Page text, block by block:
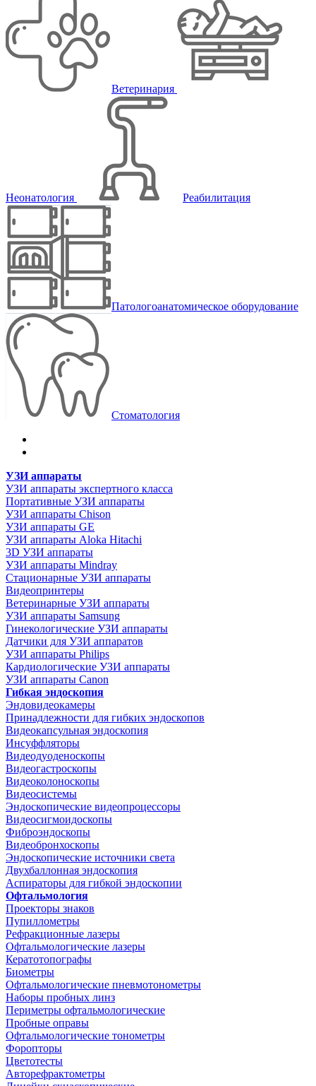
Ветеринария
Неонатология Реабилитация
Патологоанатомическое оборудование
Стоматология
УЗИ аппараты
УЗИ аппараты экспертного класса
Портативные УЗИ аппараты
УЗИ аппараты Chison
УЗИ аппараты GE
УЗИ аппараты Aloka Hitachi
3D УЗИ аппараты
УЗИ аппараты Mindray
Стационарные УЗИ аппараты
Видеопринтеры
Ветеринарные УЗИ аппараты
УЗИ аппараты Samsung
Гинекологические УЗИ аппараты
Датчики для УЗИ аппаратов
УЗИ аппараты Philips
Кардиологические УЗИ аппараты
УЗИ аппараты Canon
Гибкая эндоскопия
Эндовидеокамеры
Принадлежности для гибких эндоскопов
Видеокапсульная эндоскопия
Инсуффляторы
Видеодуоденоскопы
Видеогастроскопы
Видеоколоноскопы
Видеосистемы
Эндоскопические видеопроцессоры
Видеосигмоидоскопы
Фиброэндоскопы
Видеобронхоскопы
Эндоскопические источники света
Двухбаллонная эндоскопия
Аспираторы для гибкой эндоскопии
Офтальмология
Проекторы знаков
Пупиллометры
Рефракционные лазеры
Офтальмологические лазеры
Кератотопографы
Биометры
Офтальмологические пневмотонометры
Наборы пробных линз
Периметры офтальмологические
Пробные оправы
Офтальмологические тонометры
Форопторы
Цветотесты
Авторефрактометры